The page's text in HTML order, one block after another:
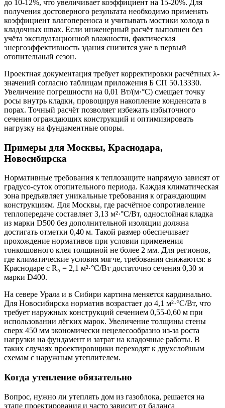
до 10-12%, что увеличивает коэффициент на 15-20%. Для
получения достоверного результата необходимо применять
коэффициент влагопереноса и учитывать мостики холода в
кладочных швах. Если инженерный расчёт выполнен без
учёта эксплуатационной влажности, фактическая
энергоэффективность здания снизится уже в первый
отопительный сезон.
Проектная документация требует корректировки расчётных λ-
значений согласно таблицам приложения Б СП 50.13330.
Увеличение погрешности на 0,01 Вт/(м·°C) смещает точку
росы внутрь кладки, провоцируя накопление конденсата в
порах. Точный расчёт позволяет избежать избыточного
сечения ограждающих конструкций и оптимизировать
нагрузку на фундаментные опоры.
Примеры для Москвы, Краснодара,
Новосибирска
Нормативные требования к теплозащите напрямую зависят от
градусо-суток отопительного периода. Каждая климатическая
зона предъявляет уникальные требования к ограждающим
конструкциям. Для Москвы, где расчётное сопротивление
теплопередаче составляет 3,13 м²·°C/Вт, однослойная кладка
из марки D500 без дополнительной изоляции должна
достигать отметки 0,40 м. Такой размер обеспечивает
прохождение нормативов при условии применения
тонкошовного клея толщиной не более 2 мм. Для регионов,
где климатические условия мягче, требования снижаются: в
Краснодаре с R₀ = 2,1 м²·°C/Вт достаточно сечения 0,30 м
марки D400.
На севере Урала и в Сибири картина меняется кардинально.
Для Новосибирска норматив возрастает до 4,1 м²·°C/Вт, что
требует наружных конструкций сечением 0,55-0,60 м при
использовании лёгких марок. Увеличение толщины стены
сверх 450 мм экономически нецелесообразно из-за роста
нагрузки на фундамент и затрат на кладочные работы. В
таких случаях проектировщики переходят к двухслойным
схемам с наружным утеплителем.
Когда утепление обязательно
Вопрос, нужно ли утеплять дом из газоблока, решается на
этапе проектирования и часто зависит от баланса